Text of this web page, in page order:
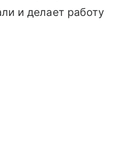
и делает работу